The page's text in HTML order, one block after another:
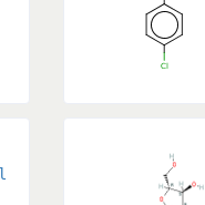
Dichloride